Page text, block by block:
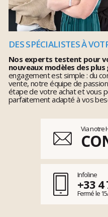
DES SPÉCIALISTES À
Nos experts testent pour
nouveaux modèles des
engagement est simple : du
vente, notre équipe de
étape de votre achat et vous
parfaitement adapté à vos
Via notre
Infoline
+33 4
Fermé le